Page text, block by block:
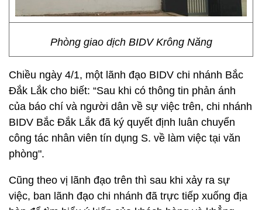
Phòng giao dịch BIDV Krông Năng
Chiều ngày 4/1, một lãnh đạo BIDV chi nhánh Bắc
Đắk Lắk cho biết: “Sau khi có thông tin phản ánh
của báo chí và người dân về sự việc trên, chi nhánh
BIDV Bắc Đắk Lắk đã ký quyết định luân chuyển
công tác nhân viên tín dụng S. về làm việc tại văn
phòng".
Cũng theo vị lãnh đạo trên thì sau khi xảy ra sự
việc, ban lãnh đạo chi nhánh đã trực tiếp xuống địa